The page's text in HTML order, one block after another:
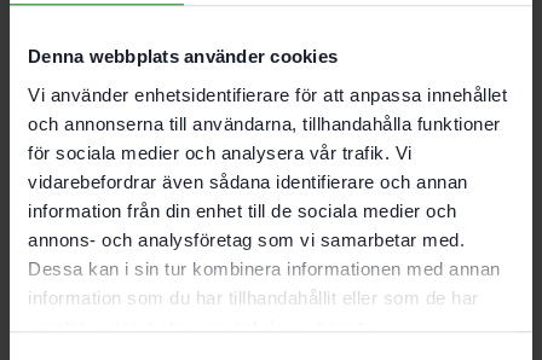
Denna webbplats använder cookies
Vi använder enhetsidentifierare för att anpassa innehållet
och annonserna till användarna, tillhandahålla funktioner
för sociala medier och analysera vår trafik. Vi
vidarebefordrar även sådana identifierare och annan
information från din enhet till de sociala medier och
annons- och analysföretag som vi samarbetar med.
Dessa kan i sin tur kombinera informationen med annan
information som du har tillhandahållit eller som de har
Tandad längd 75 mm
Tanddelning 4 mm
Förpackning 5-pack
Bli först med att recensera ”Festool Sticksågsblad S
75/4 K 5-pack”